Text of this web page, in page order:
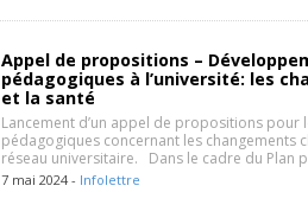
Appel de propositions –
pédagogiques à l’université: les
et la santé
Lancement d’un appel de propositions pour
pédagogiques concernant les changements
réseau universitaire. Dans le cadre du Plan
7 mai 2024 - Infolettre